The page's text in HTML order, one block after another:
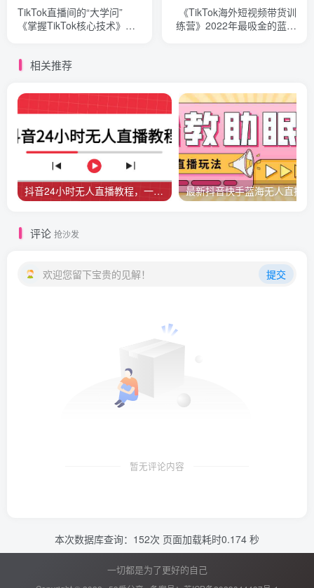
TikTok直播间的“大学问”
《掌握TikTok核心技术》抓
《TikTok海外短视频带货训
练营》2022年最吸金的蓝海
相关推荐
抖音24小时无人直播教程，一个人可在家操作，不封号-安全有效 (软件+教程)
评论 抢沙发
欢迎您留下宝贵的见解！ 提交
暂无评论内容
本次数据库查询：152次 页面加载耗时0.174 秒
一切都是为了更好的自己